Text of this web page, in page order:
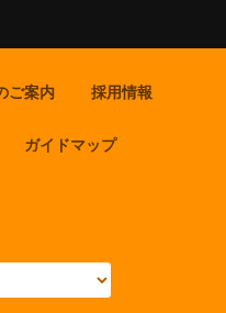
ご案内 採用情報
ガイドマップ